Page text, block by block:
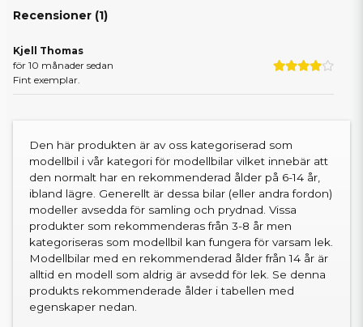
Recensioner (1)
Kjell Thomas
för 10 månader sedan
Fint exemplar.
Den här produkten är av oss kategoriserad som
modellbil i vår kategori för modellbilar vilket innebär att
den normalt har en rekommenderad ålder på 6-14 år,
ibland lägre. Generellt är dessa bilar (eller andra fordon)
modeller avsedda för samling och prydnad. Vissa
produkter som rekommenderas från 3-8 år men
kategoriseras som modellbil kan fungera för varsam lek.
Modellbilar med en rekommenderad ålder från 14 år är
alltid en modell som aldrig är avsedd för lek. Se denna
produkts rekommenderade ålder i tabellen med
egenskaper nedan.